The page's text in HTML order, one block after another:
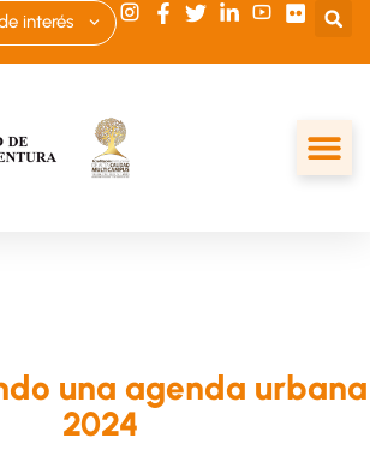
interés
una agenda urbana
2024